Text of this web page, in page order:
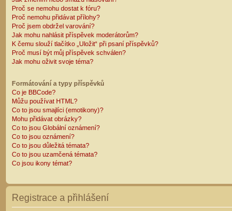
Proč se nemohu dostat k fóru?
Proč nemohu přidávat přílohy?
Proč jsem obdržel varování?
Jak mohu nahlásit příspěvek moderátorům?
K čemu slouží tlačítko „Uložit“ při psaní příspěvků?
Proč musí být můj příspěvek schválen?
Jak mohu oživit svoje téma?
Formátování a typy příspěvků
Co je BBCode?
Můžu používat HTML?
Co to jsou smajlíci (emotikony)?
Mohu přidávat obrázky?
Co to jsou Globální oznámení?
Co to jsou oznámení?
Co to jsou důležitá témata?
Co to jsou uzamčená témata?
Co jsou ikony témat?
Registrace a přihlášení